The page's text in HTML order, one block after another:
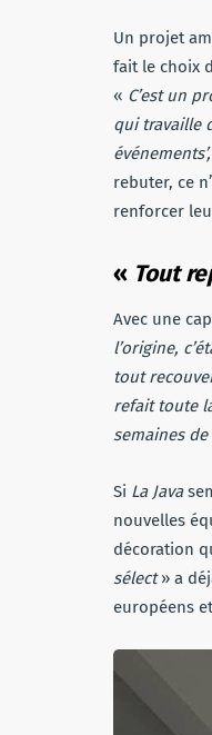
Un projet
fait le choix
« C’est un
qui travaille
rebuter, ce
renforcer
« Tout
Avec une
l’origine,
tout
refait toute
semaines
Si La Java
nouvelles
décoration
sélect» a
européens